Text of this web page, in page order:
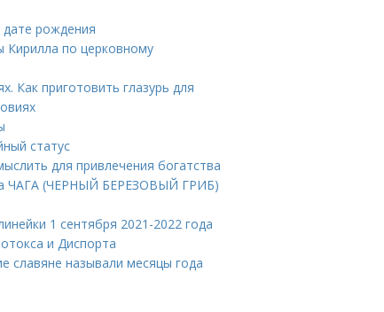
рождения
по церковному
Как приготовить глазурь для
статус
для привлечения богатства
ЧАГА (ЧЕРНЫЙ БЕРЕЗОВЫЙ ГРИБ)
1 сентября 2021-2022 года
и Диспорта
славяне называли месяцы года